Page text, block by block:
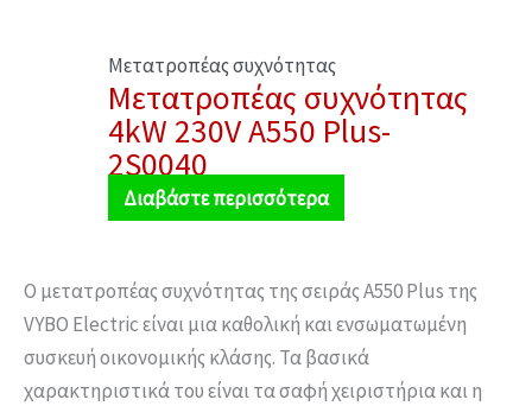
Μετατροπέας συχνότητας
Μετατροπέας συχνότητας
4kW 230V A550 Plus-
2S0040
Διαβάστε περισσότερα
Ο μετατροπέας συχνότητας της σειράς A550 Plus της
VYBO Electric είναι μια καθολική και ενσωματωμένη
συσκευή οικονομικής κλάσης. Τα βασικά
χαρακτηριστικά του είναι τα σαφή χειριστήρια και η